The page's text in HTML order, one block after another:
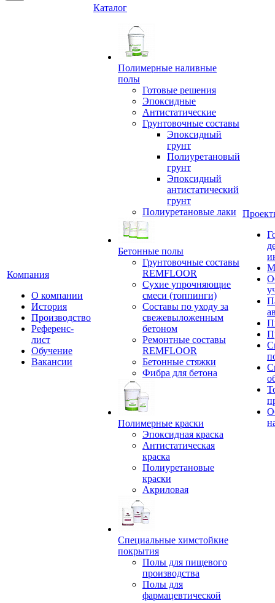
Компания
О компании
История
Производство
Референс-
лист
Обучение
Вакансии
Каталог
Полимерные наливные
полы
Готовые решения
Эпоксидные
Антистатические
Грунтовочные составы
Эпоксидный
грунт
Полиуретановый
грунт
Эпоксидный
антистатический
грунт
Полиуретановые лаки
Бетонные полы
Грунтовочные составы
REMFLOOR
Сухие упрочняющие
смеси (топпинги)
Составы по уходу за
свежевыложенным
бетоном
Ремонтные составы
REMFLOOR
Бетонные стяжки
Фибра для бетона
Полимерные краски
Эпоксидная краска
Антистатическая
краска
Полиуретановые
краски
Акриловая
Специальные химстойкие
покрытия
Полы для пищевого
производства
Полы для
фармацевтической